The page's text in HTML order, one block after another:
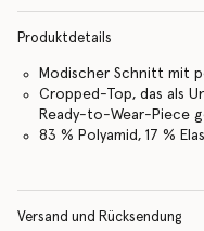
Produktdetails
Modischer Schnitt mit
Cropped-Top, das als
Ready-to-Wear-Piece
83 % Polyamid, 17 %
Versand und Rücksendung